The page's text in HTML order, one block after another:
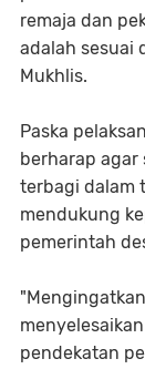
remaja dan
adalah sesuai
Mukhlis.
Paska
berharap agar
terbagi dalam
mendukung
pemerintah
pendekatan